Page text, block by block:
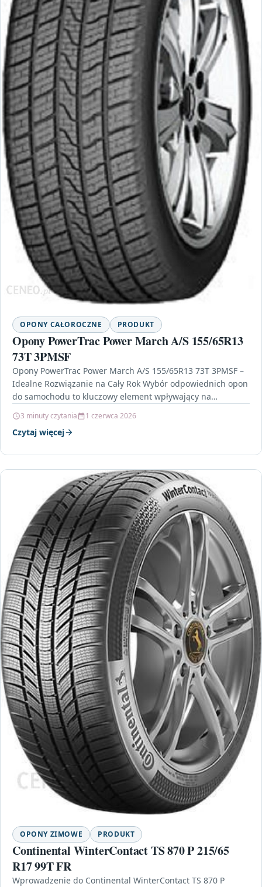
OPONY CAŁOROCZNE PRODUKT
Opony PowerTrac Power March A/S 155/65R13
73T 3PMSF
Opony PowerTrac Power March A/S 155/65R13 73T 3PMSF –
Idealne Rozwiązanie na Cały Rok Wybór odpowiednich opon
do samochodu to kluczowy element wpływający na…
3 minuty czytania 1 czerwca 2026
Czytaj więcej
OPONY ZIMOWE PRODUKT
Continental WinterContact TS 870 P 215/65
R17 99T FR
Wprowadzenie do Continental WinterContact TS 870 P